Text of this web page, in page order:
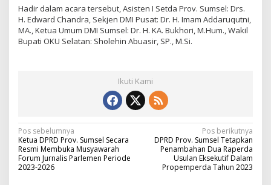
Hadir dalam acara tersebut, Asisten I Setda Prov. Sumsel: Drs.
H. Edward Chandra, Sekjen DMI Pusat: Dr. H. Imam Addaruqutni,
MA., Ketua Umum DMI Sumsel: Dr. H. KA. Bukhori, M.Hum., Wakil
Bupati OKU Selatan: Sholehin Abuasir, SP., M.Si.
Ikuti Kami
N
a
v
Pos sebelumnya
Ketua DPRD Prov. Sumsel Secara
Resmi Membuka Musyawarah
Forum Jurnalis Parlemen Periode
2023-2026
Pos berikutnya
DPRD Prov. Sumsel Tetapkan
Penambahan Dua Raperda
Usulan Eksekutif Dalam
Propemperda Tahun 2023